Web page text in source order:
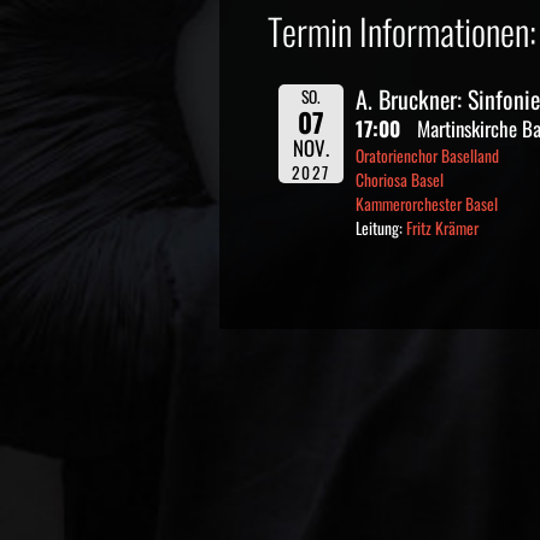
Termin Informationen:
SO.
07
NOV.
2027
A. Bruckner:
17:00 Martinskirche
Oratorienchor Baselland
Choriosa Basel
Kammerorchester Basel
Leitung:Fritz Krämer